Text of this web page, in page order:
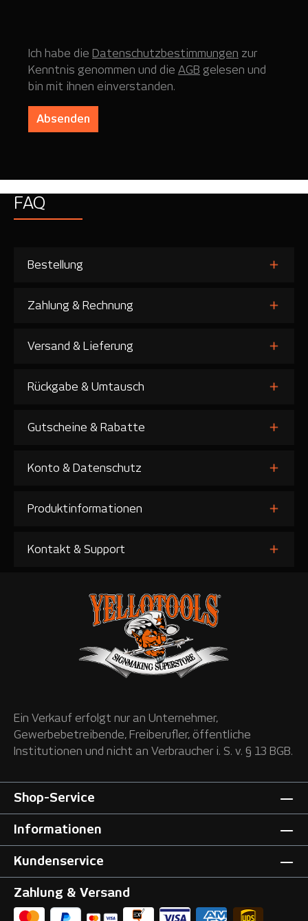
Ich habe die Datenschutzbestimmungen zur
Kenntnis genommen und die AGB gelesen und
bin mit ihnen einverstanden.
Absenden
FAQ
Bestellung
Zahlung & Rechnung
Versand & Lieferung
Rückgabe & Umtausch
Gutscheine & Rabatte
Konto & Datenschutz
Produktinformationen
Kontakt & Support
Ein Verkauf erfolgt nur an Unternehmer,
Gewerbebetreibende, Freiberufler, öffentliche
Institutionen und nicht an Verbraucher i. S. v. § 13 BGB.
Shop-Service
Informationen
Kundenservice
Zahlung & Versand